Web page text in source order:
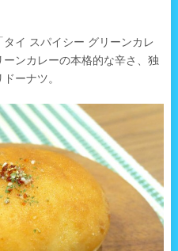
イ スパイシー グリーンカレ
ンカレーの本格的な辛さ、独
ーナツ。